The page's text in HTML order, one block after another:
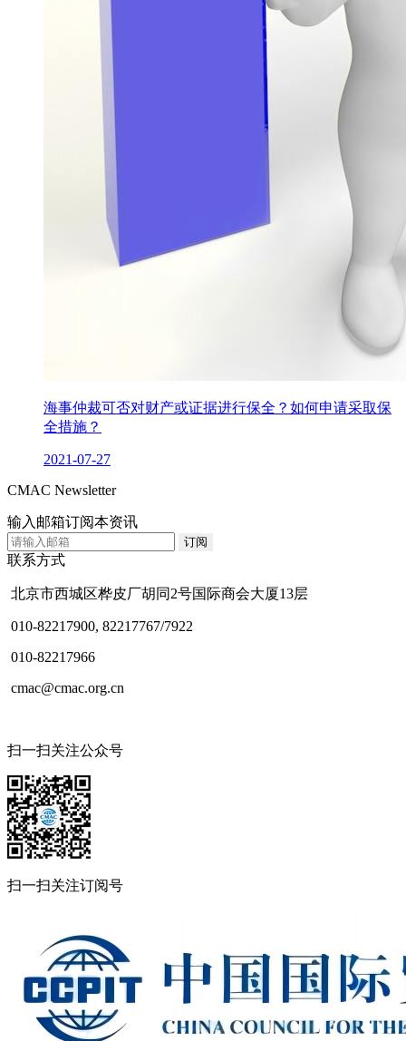
海事仲裁可否对财产或证据进行保全？如何申请采取保
全措施？
2021-07-27
CMAC Newsletter
输入邮箱订阅本资讯
联系方式
北京市西城区桦皮厂胡同2号国际商会大厦13层
010-82217900, 82217767/7922
010-82217966
cmac@cmac.org.cn
扫一扫关注公众号
扫一扫关注订阅号